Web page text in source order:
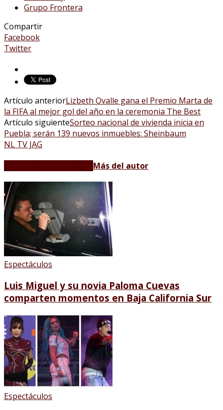
Grupo Frontera
Compartir
Facebook
Twitter
Artículo anteriorLizbeth Ovalle gana el Premio Marta de
la FIFA al mejor gol del año en la ceremonia The Best
Artículo siguienteSorteo nacional de vivienda inicia en
Puebla; serán 139 nuevos inmuebles: Sheinbaum
NL TV JAG
Más del autor
Espectáculos
Luis Miguel y su novia Paloma Cuevas
comparten momentos en Baja California Sur
Espectáculos